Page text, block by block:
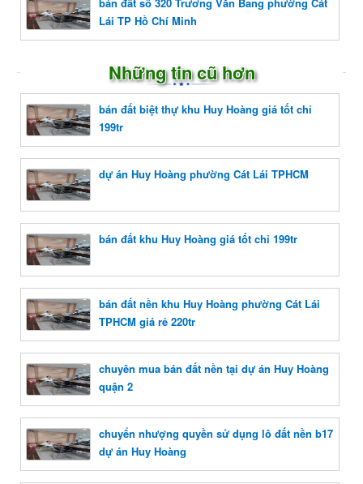
Lái TP Hồ Chí Minh
Những tin cũ hơn
bán đất biệt thự khu Huy Hoàng giá tốt chỉ
199tr
dự án Huy Hoàng phường Cát Lái TPHCM
bán đất khu Huy Hoàng giá tốt chỉ 199tr
bán đất nền khu Huy Hoàng phường Cát Lái
TPHCM giá rẻ 220tr
chuyên mua bán đất nền tại dự án Huy Hoàng
quận 2
chuyển nhượng quyền sử dụng lô đất nền b17
dự án Huy Hoàng